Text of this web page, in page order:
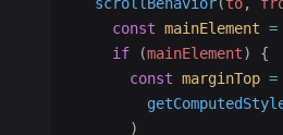
    const
mainElement =
    if
(mainElement) {
      const
marginTop =
      )